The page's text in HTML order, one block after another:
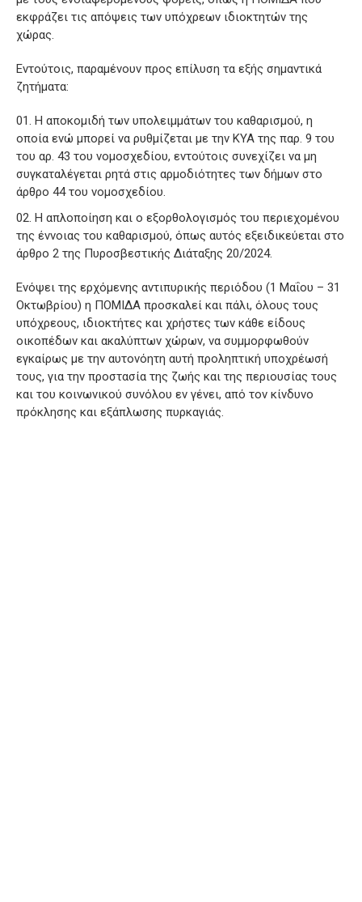
εκφράζει τις απόψεις των υπόχρεων ιδιοκτητών της
χώρας.
Εντούτοις, παραμένουν προς επίλυση τα εξής σημαντικά
ζητήματα:
Η αποκομιδή των υπολειμμάτων του καθαρισμού, η
οποία ενώ μπορεί να ρυθμίζεται με την ΚΥΑ της παρ. 9 του
του αρ. 43 του νομοσχεδίου, εντούτοις συνεχίζει να μη
συγκαταλέγεται ρητά στις αρμοδιότητες των δήμων στο
άρθρο 44 του νομοσχεδίου.
Η απλοποίηση και ο εξορθολογισμός τoυ περιεχομένου
της έννοιας του καθαρισμού, όπως αυτός εξειδικεύεται στο
άρθρο 2 της Πυροσβεστικής Διάταξης 20/2024.
Ενόψει της ερχόμενης αντιπυρικής περιόδου (1 Μαΐου – 31
Οκτωβρίου) η ΠΟΜΙΔΑ προσκαλεί και πάλι, όλους τους
υπόχρεους, ιδιοκτήτες και χρήστες των κάθε είδους
οικοπέδων και ακαλύπτων χώρων, να συμμορφωθούν
εγκαίρως με την αυτονόητη αυτή προληπτική υποχρέωσή
τους, για την προστασία της ζωής και της περιουσίας τους
και του κοινωνικού συνόλου εν γένει, από τον κίνδυνο
πρόκλησης και εξάπλωσης πυρκαγιάς.